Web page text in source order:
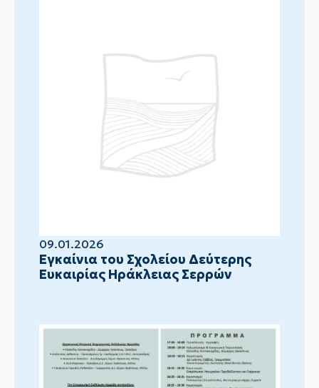
09.01.2026
Eγκαίνια του Σχολείου Δεύτερης
Ευκαιρίας Ηράκλειας Σερρών